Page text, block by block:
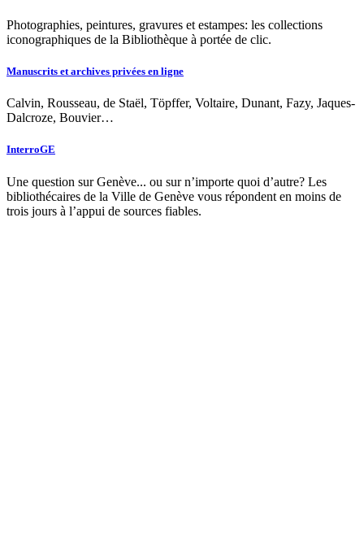
Photographies, peintures, gravures et estampes: les collections
iconographiques de la Bibliothèque à portée de clic.
Manuscrits et archives privées en ligne
Calvin, Rousseau, de Staël, Töpffer, Voltaire, Dunant, Fazy, Jaques-
Dalcroze, Bouvier…
InterroGE
Une question sur Genève... ou sur n’importe quoi d’autre? Les
bibliothécaires de la Ville de Genève vous répondent en moins de
trois jours à l’appui de sources fiables.